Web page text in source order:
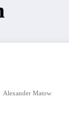
Alexander Matow